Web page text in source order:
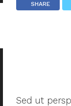
SHARE
Sed ut